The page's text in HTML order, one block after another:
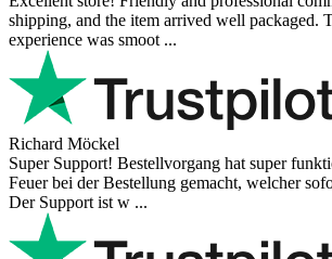
shipping, and the item arrived well packaged.
experience was smoot ...
Richard Möckel
Super Support! Bestellvorgang hat super
Feuer bei der Bestellung gemacht, welcher
Der Support ist w ...